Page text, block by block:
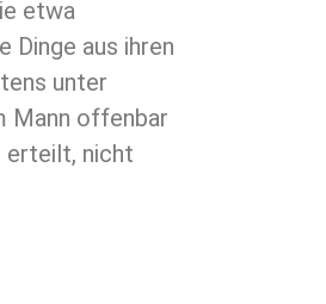
etwa
Dinge aus ihren
unter
Mann offenbar
erteilt, nicht